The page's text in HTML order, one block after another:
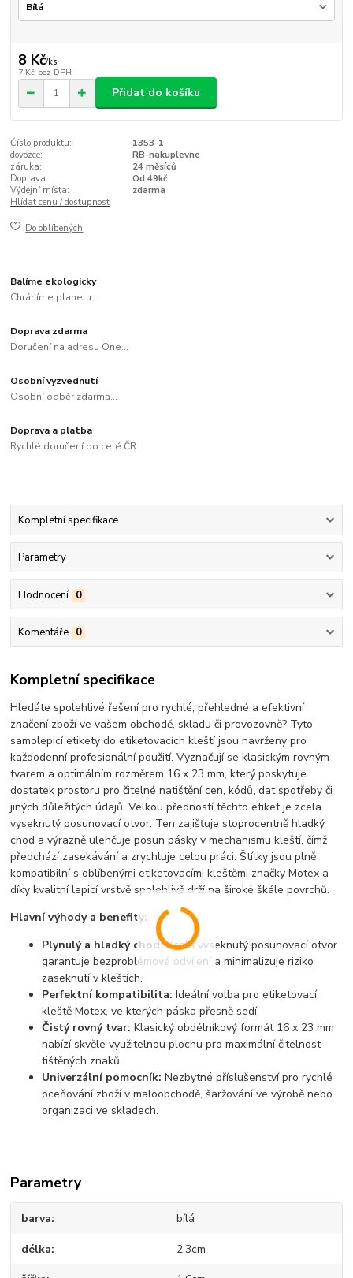
8 Kč/ks
7 Kč bez DPH
Přidat do košíku
Číslo produktu:
1353-1
dovozce:
RB-nakuplevne
záruka:
24 měsíců
Doprava:
Od 49kč
Výdejní místa:
zdarma
Hlídat cenu / dostupnost
Do oblíbených
Balíme ekologicky
Chráníme planetu...
Doprava zdarma
Doručení na adresu One...
Osobní vyzvednutí
Osobní odběr zdarma...
Doprava a platba
Rychlé doručení po celé ČR...
Kompletní specifikace
Parametry
Hodnocení 0
Komentáře 0
Kompletní specifikace
Hledáte spolehlivé řešení pro rychlé, přehledné a efektivní
značení zboží ve vašem obchodě, skladu či provozovně? Tyto
samolepicí etikety do etiketovacích kleští jsou navrženy pro
každodenní profesionální použití. Vyznačují se klasickým rovným
tvarem a optimálním rozměrem 16 x 23 mm, který poskytuje
dostatek prostoru pro čitelné natištění cen, kódů, dat spotřeby či
jiných důležitých údajů. Velkou předností těchto etiket je zcela
vyseknutý posunovací otvor. Ten zajišťuje stoprocentně hladký
chod a výrazně ulehčuje posun pásky v mechanismu kleští, čímž
předchází zasekávání a zrychluje celou práci. Štítky jsou plně
kompatibilní s oblíbenými etiketovacími kleštěmi značky Motex a
díky kvalitní lepicí vrstvě spolehlivě drží na široké škále povrchů.
Hlavní výhody a benefity:
Plynulý a hladký chod:Zcela vyseknutý posunovací otvor
garantuje bezproblémové odvíjení a minimalizuje riziko
zaseknutí v kleštích.
Perfektní kompatibilita: Ideální volba pro etiketovací
kleště Motex, ve kterých páska přesně sedí.
Čistý rovný tvar: Klasický obdélníkový formát 16 x 23 mm
nabízí skvěle využitelnou plochu pro maximální čitelnost
tištěných znaků.
Univerzální pomocník: Nezbytné příslušenství pro rychlé
oceňování zboží v maloobchodě, šaržování ve výrobě nebo
organizaci ve skladech.
Parametry
barva bílá
délka 2,3cm